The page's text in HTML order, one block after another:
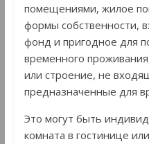
помещениями, жилое
формы собственности,
фонд и пригодное для
временного
или строение, не
предназначенные для
Это могут быть
комната в гостинице